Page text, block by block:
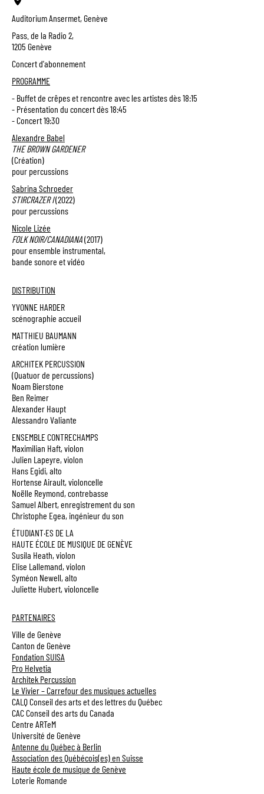
Auditorium Ansermet, Genève
Pass. de la Radio 2,
1205 Genève
Concert d'abonnement
PROGRAMME
- Buffet de crêpes et rencontre avec les artistes dès 18:15
- Présentation du concert dès 18:45
- Concert 19:30
Alexandre Babel
THE BROWN GARDENER
(Création)
pour percussions
Sabrina Schroeder
STIRCRAZER I(2022)
pour percussions
Nicole Lizée
FOLK NOIR/CANADIANA(2017)
pour ensemble instrumental,
bande sonore et vidéo
DISTRIBUTION
YVONNE HARDER
scénographie accueil
MATTHIEU BAUMANN
création lumière
ARCHITEK PERCUSSION
(Quatuor de percussions)
Noam Bierstone
Ben Reimer
Alexander Haupt
Alessandro Valiante
ENSEMBLE CONTRECHAMPS
Maximilian Haft, violon
Julien Lapeyre, violon
Hans Egidi, alto
Hortense Airault, violoncelle
Noëlle Reymond, contrebasse
Samuel Albert, enregistrement du son
Christophe Egea, ingénieur du son
ÉTUDIANT·ES DE LA
HAUTE ÉCOLE DE MUSIQUE DE GENÈVE
Susila Heath, violon
Elise Lallemand, violon
Syméon Newell, alto
Juliette Hubert, violoncelle
PARTENAIRES
Ville de Genève
Canton de Genève
Fondation SUISA
Pro Helvetia
Architek Percussion
Le Vivier – Carrefour des musiques actuelles
CALQ Conseil des arts et des lettres du Québec
CAC Conseil des arts du Canada
Centre ARTeM
Université de Genève
Antenne du Québec à Berlin
Association des Québécois(es) en Suisse
Haute école de musique de Genève
Loterie Romande